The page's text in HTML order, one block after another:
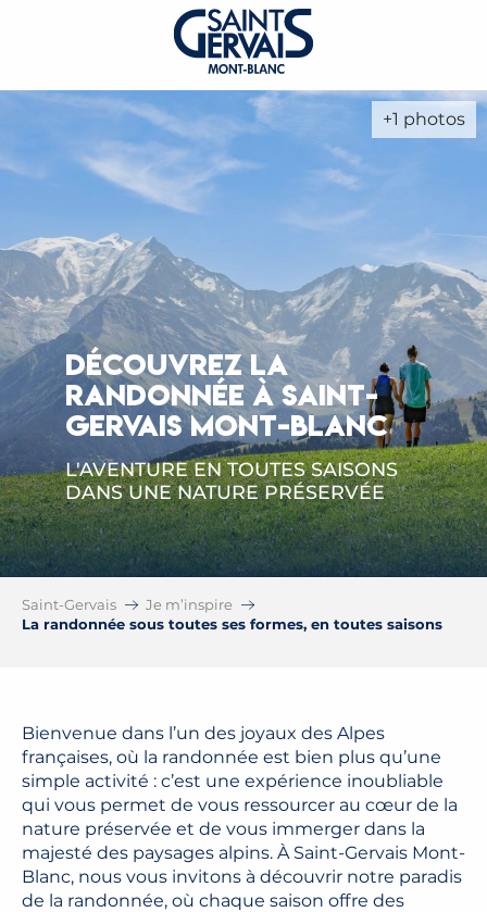
+1 photos
DÉCOUVREZ LA
RANDONNÉE À SAINT-
GERVAIS MONT-BLANC
L'AVENTURE EN TOUTES SAISONS
DANS UNE NATURE PRÉSERVÉE
Saint-Gervais
Je m’inspire
La randonnée sous toutes ses formes, en toutes saisons
Bienvenue dans l’un des joyaux des Alpes
françaises, où la randonnée est bien plus qu’une
simple activité : c’est une expérience inoubliable
qui vous permet de vous ressourcer au cœur de la
nature préservée et de vous immerger dans la
majesté des paysages alpins. À Saint-Gervais Mont-
Blanc, nous vous invitons à découvrir notre paradis
de la randonnée, où chaque saison offre des